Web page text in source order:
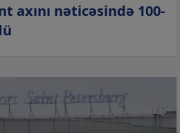
axını nəticəsində 100-